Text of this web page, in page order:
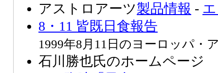
アストロアーツ製品情報 -
8・11 皆既日食報告
1999年8月11日のヨーロッパ・
石川勝也氏のホームページ